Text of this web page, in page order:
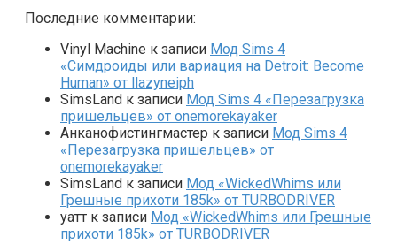
Последние комментарии:
Vinyl Machine к записи Мод Sims 4
«Симдроиды или вариация на Detroit: Become
Human» от llazyneiph
SimsLand к записи Мод Sims 4 «Перезагрузка
пришельцев» от onemorekayaker
Анканофистингмастер к записи Мод Sims 4
«Перезагрузка пришельцев» от
onemorekayaker
SimsLand к записи Мод «WickedWhims или
Грешные прихоти 185k» от TURBODRIVER
yaтт к записи Мод «WickedWhims или Грешные
прихоти 185k» от TURBODRIVER